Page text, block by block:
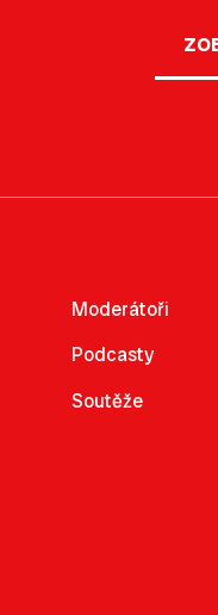
Moderátoři
Podcasty
Soutěže